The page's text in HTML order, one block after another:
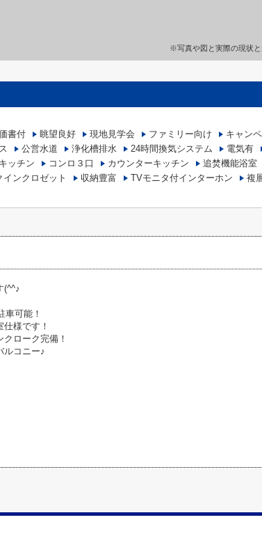
※写真や図と実際の現状
書付 眺望良好 現地見学会 ファミリー向け
キャン
公営水道 浄化槽排水 24時間換気システム
電気有
ッチン コンロ３口 カウンターキッチン
追焚機能浴室
インクロゼット 収納豊富 TVモニタ付インターホン 複
(^^♪
車可能！
様です！
ローク完備！
ルコニー♪